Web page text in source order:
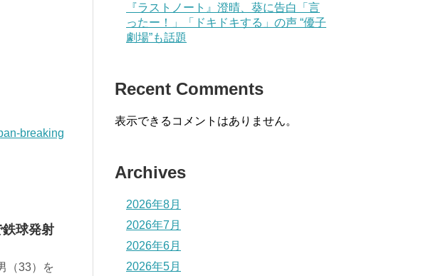
breaking
球発射
（33）を
『ラストノート』澄晴、葵に告白「言
ったー！」「ドキドキする」の声 “優子
劇場”も話題
Recent Comments
表示できるコメントはありません。
Archives
2026年8月
2026年7月
2026年6月
2026年5月